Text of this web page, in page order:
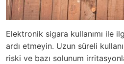
Elektronik sigara kullanımı ile
ardı etmeyin. Uzun süreli
riski ve bazı solunum